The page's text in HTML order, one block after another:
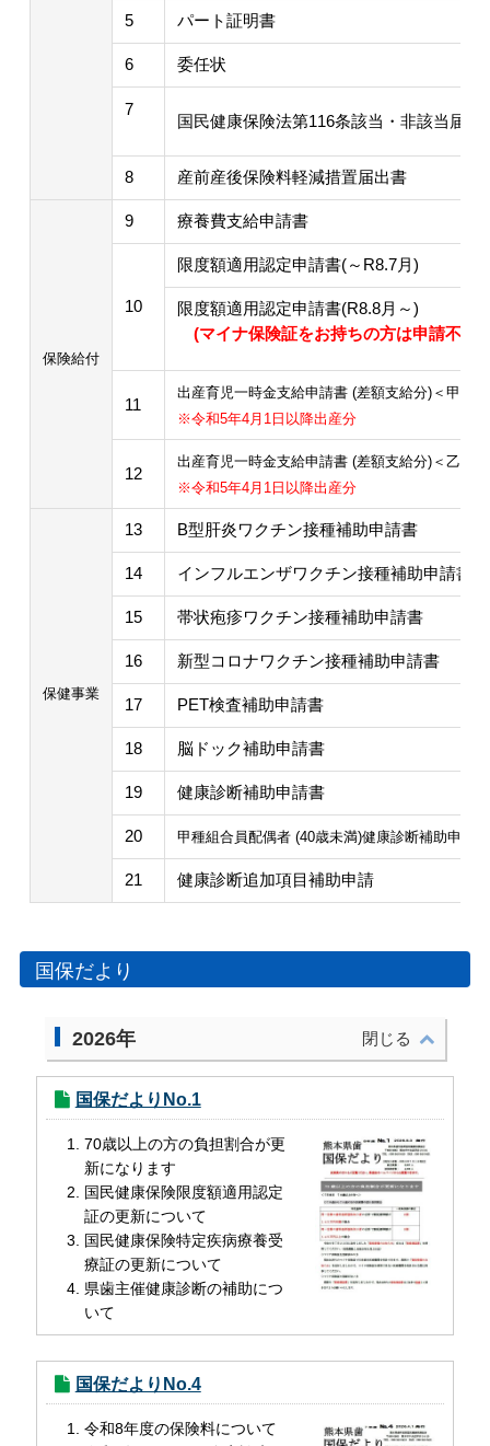
5 パート証明書
6 委任状
7
国民健康保険法第116条該当・非該当届
8 産前産後保険料軽減措置届出書
保険給付
9 療養費支給申請書
10
限度額適用認定申請書(～R8.7月)
限度額適用認定申請書(R8.8月～)
(マイナ保険証をお持ちの方は申請不要
11
出産育児一時金支給申請書 (差額支給分)＜甲種＞
※令和5年4月1日以降出産分
12
出産育児一時金支給申請書 (差額支給分)＜乙種＞
※令和5年4月1日以降出産分
保健事業
13 B型肝炎ワクチン接種補助申請書
14 インフルエンザワクチン接種補助申請書
15 帯状疱疹ワクチン接種補助申請書
16 新型コロナワクチン接種補助申請書
17 PET検査補助申請書
18 脳ドック補助申請書
19 健康診断補助申請書
20 甲種組合員配偶者 (40歳未満)健康診断補助申請書
21 健康診断追加項目補助申請
国保だより
2026年
国保だよりNo.1
70歳以上の方の負担割合が更
新になります
国民健康保険限度額適用認定
証の更新について
国民健康保険特定疾病療養受
療証の更新について
県歯主催健康診断の補助につ
いて
国保だよりNo.4
令和8年度の保険料について